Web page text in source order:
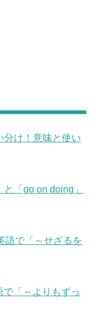
分け！意味と使い
「go on doing」
語で「～せざるを
で「～よりもずっ